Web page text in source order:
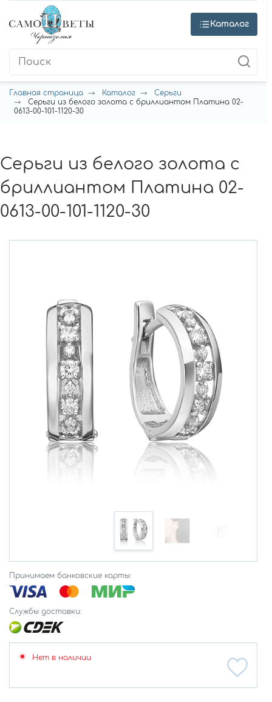
Каталог
Главная страница Каталог
Серьги
Серьги из белого золота с бриллиантом Платина 02-
0613-00-101-1120-30
Серьги из белого золота с
бриллиантом Платина 02-
0613-00-101-1120-30
Принимаем банковские карты:
Службы доставки:
Нет в наличии